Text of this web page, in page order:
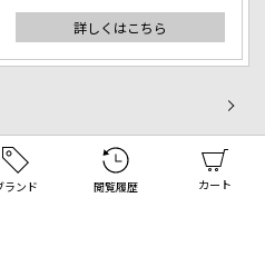
詳しくはこちら
ランド 閲覧履歴 カート
All rights reserved.